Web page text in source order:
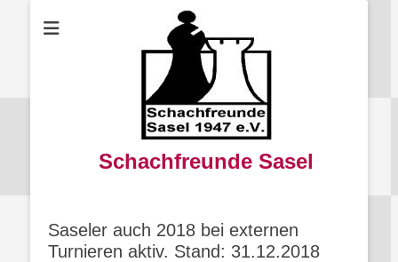
Schachfreunde Sasel
Saseler auch 2018 bei externen
Turnieren aktiv. Stand: 31.12.2018